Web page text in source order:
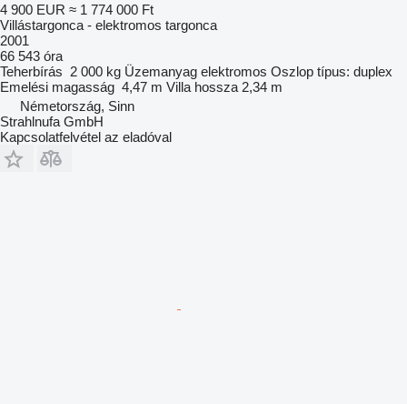
4 900 EUR ≈ 1 774 000 Ft
Villástargonca - elektromos targonca
2001
66 543 óra
Teherbírás 2 000 kg Üzemanyag elektromos Oszlop típus: duplex
Emelési magasság 4,47 m Villa hossza 2,34 m
Németország, Sinn
Strahlnufa GmbH
Kapcsolatfelvétel az eladóval